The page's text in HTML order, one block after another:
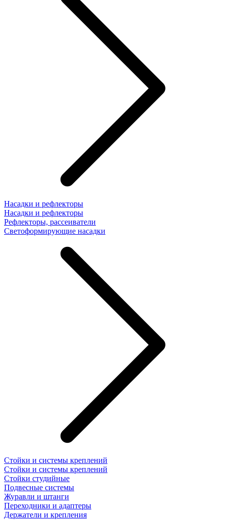
Насадки и рефлекторы
Насадки и рефлекторы
Рефлекторы, рассеиватели
Светоформирующие насадки
Стойки и системы креплений
Стойки и системы креплений
Стойки студийные
Подвесные системы
Журавли и штанги
Переходники и адаптеры
Держатели и крепления